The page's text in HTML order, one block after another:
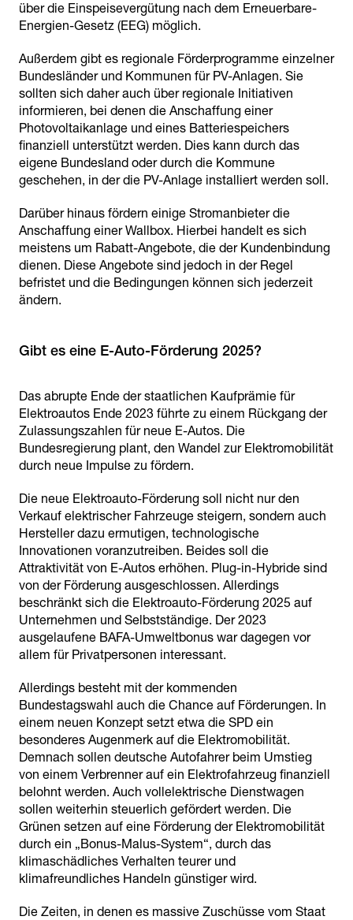
über die Einspeisevergütung nach dem Erneuerbare-
Energien-Gesetz (EEG) möglich.
Außerdem gibt es regionale Förderprogramme einzelner
Bundesländer und Kommunen für PV-Anlagen. Sie
sollten sich daher auch über regionale Initiativen
informieren, bei denen die Anschaffung einer
Photovoltaikanlage und eines Batteriespeichers
finanziell unterstützt werden. Dies kann durch das
eigene Bundesland oder durch die Kommune
geschehen, in der die PV-Anlage installiert werden soll.
Darüber hinaus fördern einige Stromanbieter die
Anschaffung einer Wallbox. Hierbei handelt es sich
meistens um Rabatt-Angebote, die der Kundenbindung
dienen. Diese Angebote sind jedoch in der Regel
befristet und die Bedingungen können sich jederzeit
ändern.
Gibt es eine E-Auto-Förderung 2025?
Das abrupte Ende der staatlichen Kaufprämie für
Elektroautos Ende 2023 führte zu einem Rückgang der
Zulassungszahlen für neue E-Autos. Die
Bundesregierung plant, den Wandel zur Elektromobilität
durch neue Impulse zu fördern.
Die neue Elektroauto-Förderung soll nicht nur den
Verkauf elektrischer Fahrzeuge steigern, sondern auch
Hersteller dazu ermutigen, technologische
Innovationen voranzutreiben. Beides soll die
Attraktivität von E-Autos erhöhen. Plug-in-Hybride sind
von der Förderung ausgeschlossen. Allerdings
beschränkt sich die Elektroauto-Förderung 2025 auf
Unternehmen und Selbstständige. Der 2023
ausgelaufene BAFA-Umweltbonus war dagegen vor
allem für Privatpersonen interessant.
Allerdings besteht mit der kommenden
Bundestagswahl auch die Chance auf Förderungen. In
einem neuen Konzept setzt etwa die SPD ein
besonderes Augenmerk auf die Elektromobilität.
Demnach sollen deutsche Autofahrer beim Umstieg
von einem Verbrenner auf ein Elektrofahrzeug finanziell
belohnt werden. Auch vollelektrische Dienstwagen
sollen weiterhin steuerlich gefördert werden. Die
Grünen setzen auf eine Förderung der Elektromobilität
durch ein „Bonus-Malus-System“, durch das
klimaschädliches Verhalten teurer und
klimafreundliches Handeln günstiger wird.
Die Zeiten, in denen es massive Zuschüsse vom Staat